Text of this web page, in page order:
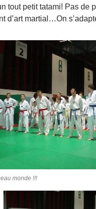
tout petit tatami! Pas de
d’art martial…On
monde !!!